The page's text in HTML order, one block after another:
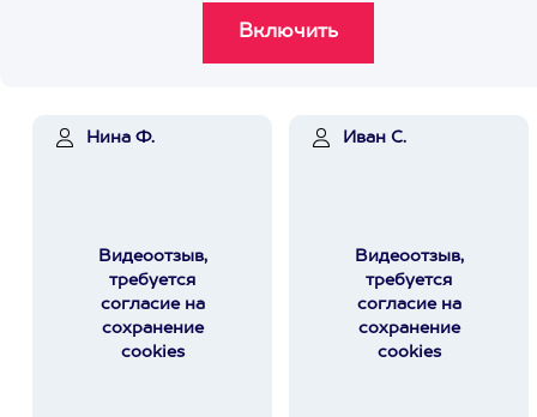
Нина Ф.
Видеоотзыв,
требуется
согласие на
сохранение
cookies
Иван С.
Видеоотзыв,
требуется
согласие на
сохранение
cookies